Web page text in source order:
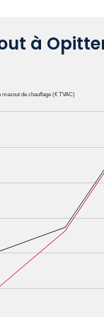
à
mazout de chauffage (€ TVAC)